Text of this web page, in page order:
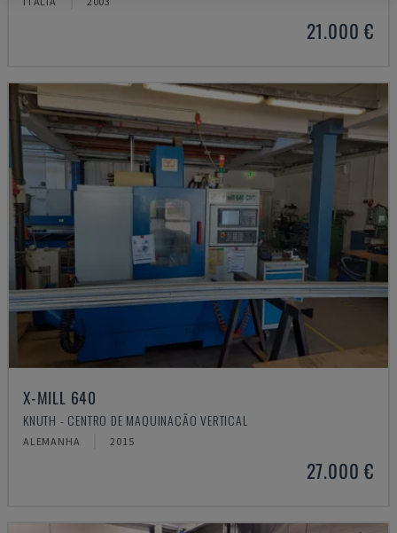
21.000 €
X-MILL 640
KNUTH - CENTRO DE MAQUINAÇÃO VERTICAL
ALEMANHA 2015
27.000 €